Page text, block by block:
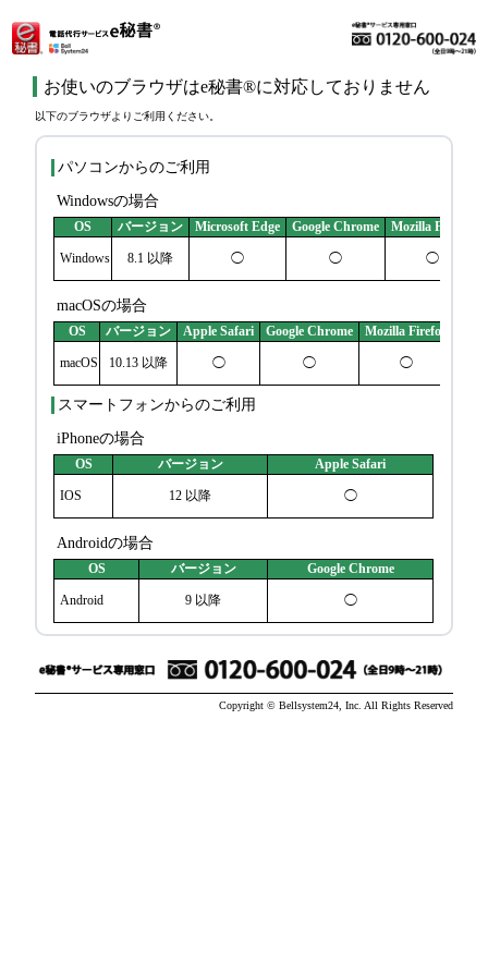
お使いのブラウザはe秘書®に対応しておりません
​以下のブラウザよりご利用ください。
パソコンからのご利用
Windowsの場合
OS バージョン Microsoft Edge Google Chrome Mozilla Firefox
Windows 8.1 以降 ◯ ◯ ◯
macOSの場合
OS バージョン Apple Safari Google Chrome Mozilla Firefox
macOS 10.13 以降 ◯ ◯ ◯
スマートフォンからのご利用
iPhoneの場合
OS バージョン Apple Safari
IOS 12 以降 ◯
Androidの場合
OS バージョン Google Chrome
Android 9 以降 ◯
Copyright © Bellsystem24, Inc. All Rights Reserved